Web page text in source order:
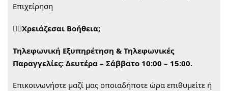
Επιχείρηση
🙋‍♀️Χρειάζεσαι Βοήθεια;
Τηλεφωνική Εξυπηρέτηση & Τηλεφωνικές
Παραγγελίες: Δευτέρα – Σάββατο 10:00 – 15:00.
Επικοινωνήστε μαζί μας οποιαδήποτε ώρα επιθυμείτε ή